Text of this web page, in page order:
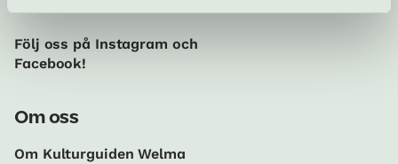
Sociala medier
Följ oss på Instagram och
Facebook!
Om oss
Om Kulturguiden Welma